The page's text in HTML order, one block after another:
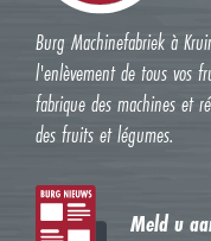
Burg Machinefabriek à
l'enlèvement de tous vos
fabrique des machines et
des fruits et légumes.
Meld u